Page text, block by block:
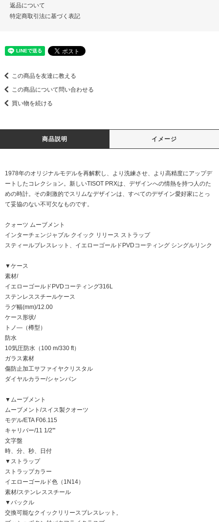
返品について
特定商取引法に基づく表記
この商品を友達に教える
この商品について問い合わせる
買い物を続ける
商品説明 イメージ
1978年のオリジナルモデルを再解釈し、より洗練させ、より高精度にアップデ
ートしたコレクション。新しいTISOT PRXは、デザインへの情熱を持つ人のた
めの時計。その刺激的でスリムなデザインは、すべてのデザイン愛好家にとっ
て妥協のない不可欠なものです。
クォーツ ムーブメント
インターチェンジャブル クイック リリース ストラップ
スティールブレスレット、イエローゴールドPVDコーティング シングルリンク
▼ケース
素材/
イエローゴールドPVDコーティング316L
ステンレススチールケース
ラグ幅(mm)/12.00
ケース形状/
トノ―（樽型）
防水
10気圧防水（100 m/330 ft）
ガラス素材
傷防止加工サファイヤクリスタル
ダイヤルカラー/シャンパン
▼ムーブメント
ムーブメント/スイス製クオーツ
モデル/ETA F06.115
キャリバー/11 1/2'''
文字盤
時、分、秒、日付
▼ストラップ
ストラップカラー
イエローゴールド色（1N14）
素材/ステンレススチール
▼バックル
交換可能なクイックリリースブレスレット,